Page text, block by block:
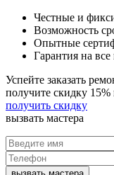
Честные и
Возможность
Опытные
Гарантия на
Успейте заказать
получите скидку 15%
получить скидку
вызвать мастера